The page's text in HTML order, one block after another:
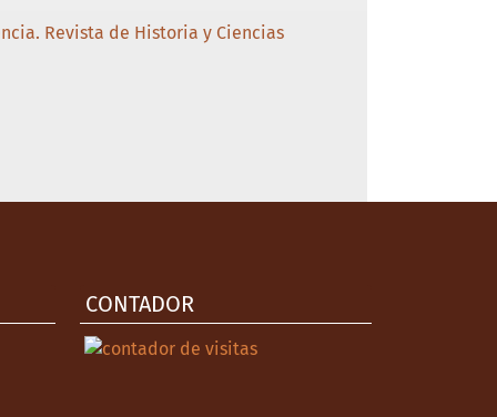
Revista de Historia y Ciencias
CONTADOR